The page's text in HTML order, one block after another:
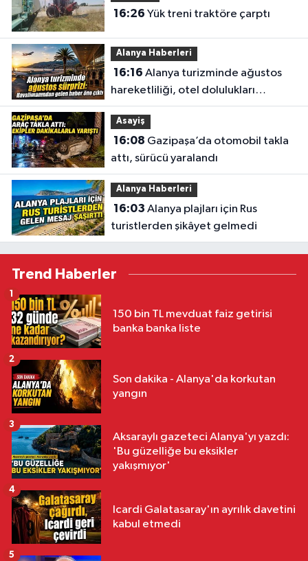
16:26 Yük treni traktöre çarptı
Alanya Haberleri
16:16
hareketliliği, otel dolulukları
yükseldi
Asayiş
16:08
attı, sürücü yaralandı
Alanya Haberleri
16:03
turistlerden şikâyet gelmedi
Trend Haberler
150 bin TL mevduat faiz getirisi
banka banka liste
1
Son dakika - Alanya'da korkutan
yangın
2
Aksaraylı gazeteci Alanya'yı yazdı:
'Bu güzelliğe bu eksikler
yakışmıyor'
3
Icardi Galatasaray'ın ayrılık davetini
kabul etmedi
4
5